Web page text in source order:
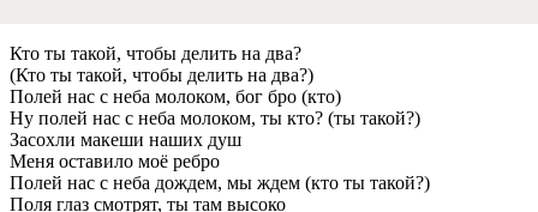
Кто ты такой, чтобы делить на два?
(Кто ты такой, чтобы делить на два?)
Полей нас с неба молоком, бог бро (кто)
Ну полей нас с неба молоком, ты кто? (ты такой?)
Засохли макеши наших душ
Меня оставило моё ребро
Полей нас с неба дождем, мы ждем (кто ты такой?)
Поля глаз смотрят, ты там высоко